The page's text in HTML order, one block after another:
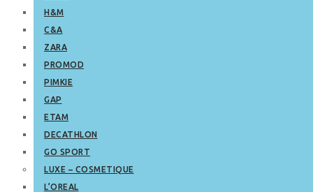
H&M
C&A
ZARA
PROMOD
PIMKIE
GAP
ETAM
DECATHLON
GO SPORT
LUXE – COSMETIQUE
L’OREAL